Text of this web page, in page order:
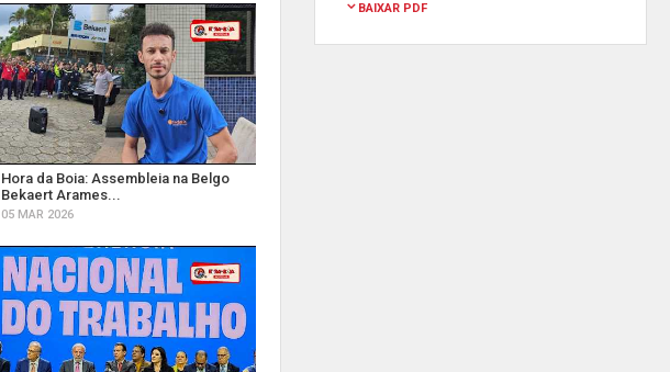
Hora da Boia: Assembleia na Belgo
Bekaert Arames...
05 MAR 2026
BAIXAR PDF